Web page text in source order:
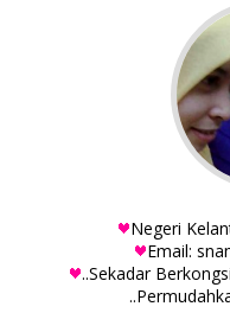
Negeri
Email:
..Sekadar